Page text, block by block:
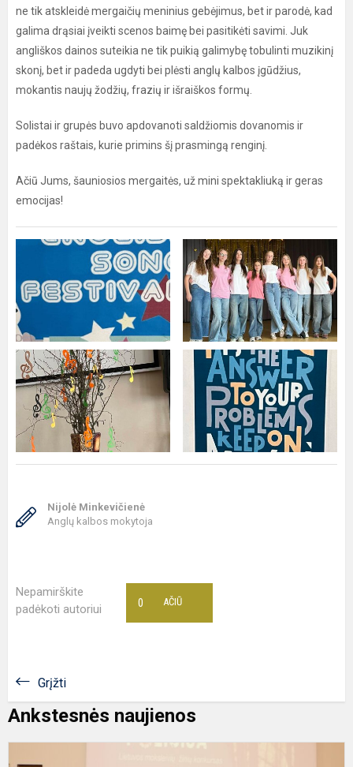
ne tik atskleidė mergaičių meninius gebėjimus, bet ir parodė, kad
galima drąsiai įveikti scenos baimę bei pasitikėti savimi. Juk
angliškos dainos suteikia ne tik puikią galimybę tobulinti muzikinį
skonį, bet ir padeda ugdyti bei plėsti anglų kalbos įgūdžius,
mokantis naujų žodžių, frazių ir išraiškos formų.
Solistai ir grupės buvo apdovanoti saldžiomis dovanomis ir
padėkos raštais, kurie primins šį prasmingą renginį.
Ačiū Jums, šauniosios mergaitės, už mini spektakliuką ir geras
emocijas!
Nijolė Minkevičienė
Anglų kalbos mokytoja
Nepamirškite
padėkoti autoriui
AČIŪ
0
Grįžti
Ankstesnės naujienos